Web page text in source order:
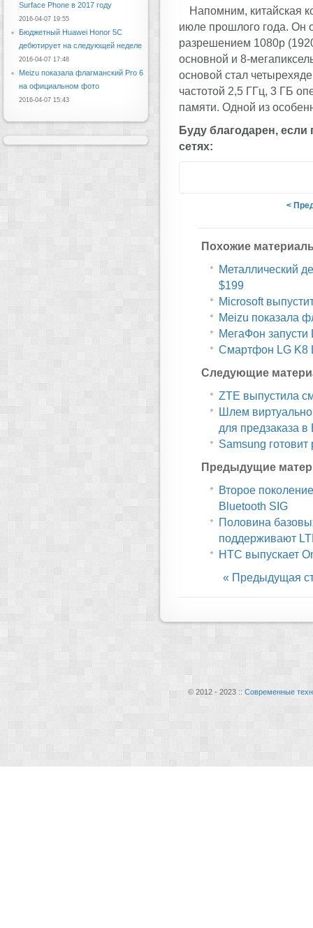
Напомним, китайская
июле прошлого года. Он
разрешением 1080p
основной и 8-
основой стал
частотой 2,5 ГГц, 3 ГБ
памяти. Одной из
Буду благодарен, если
сетях:
<
Похожие
Металлический
$199
Microsoft
Meizu показала
МегаФон
Смартфон LG K8
Следующие
ZTE выпустила
Шлем
для предзаказа
Samsung
Предыдущие
Второе
Bluetooth SIG
Половина
поддерживают
HTC выпускает
« Предыдущая
Surface Phone в 2017 году
2016-04-07 19:55
Бюджетный Huawei Honor 5C
дебютирует на следующей неделе
2016-04-07 17:48
Meizu показала флагманский Pro 6
на официальном фото
2016-04-07 15:43
© 2012 - 2023 :: Современные